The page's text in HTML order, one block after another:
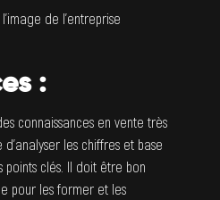
de l’entreprise
:
connaissances en vente très
les chiffres et base
clés. Il doit être bon
pour les former et les